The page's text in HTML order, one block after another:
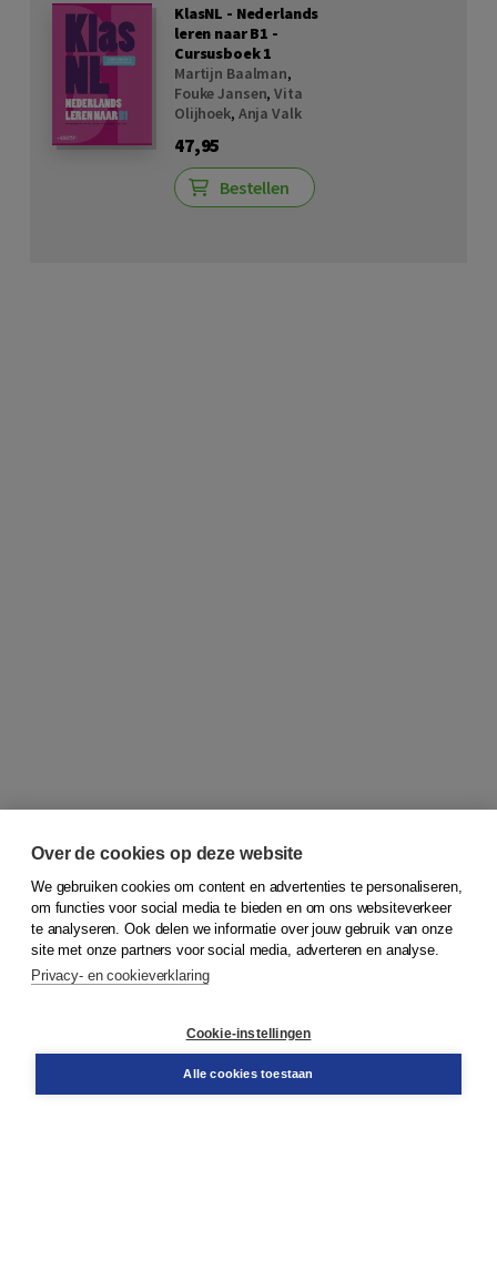
KlasNL - Nederlands
leren naar B1 -
Cursusboek 1
Martijn Baalman,
Fouke Jansen,Vita
Olijhoek, Anja Valk
47,95
Bestellen
© 2026Koninklijke Boom uitgevers
Bestellen
Over de cookies op deze website
We gebruiken cookies om content en advertenties te personaliseren,
om functies voor social media te bieden en om ons websiteverkeer
te analyseren. Ook delen we informatie over jouw gebruik van onze
site met onze partners voor social media, adverteren en analyse.
Privacy- en cookieverklaring
Cookie-instellingen
Alle cookies toestaan